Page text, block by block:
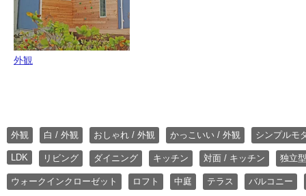
外観
外観 白 / 外観 おしゃれ / 外観 かっこいい / 外観 シンプルモ
LDK リビング ダイニング キッチン 対面 / キッチン 独立
ウォークインクローゼット ロフト 中庭 テラス バルコニー